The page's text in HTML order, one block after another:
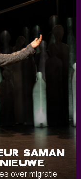
SAMAN
over migratie